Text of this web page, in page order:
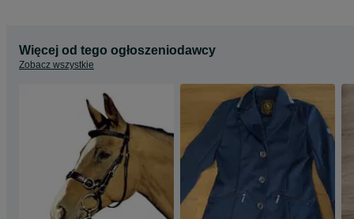
Więcej od tego ogłoszeniodawcy
Zobacz wszystkie